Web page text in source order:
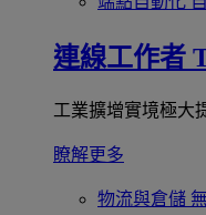
連線工作者
工業擴增實境極大
瞭解更多
物流與倉儲